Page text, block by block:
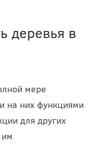
деревья в
мере
на них функциями
для других